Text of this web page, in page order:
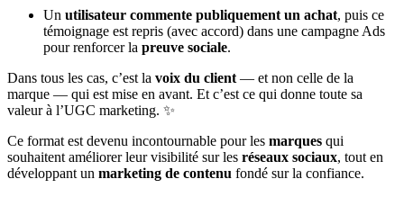
Un utilisateur commente publiquement un achat, puis ce
témoignage est repris (avec accord) dans une campagne Ads
pour renforcer la preuve sociale.
Dans tous les cas, c’est la voix du client — et non celle de la
marque — qui est mise en avant. Et c’est ce qui donne toute sa
valeur à l’UGC marketing. ✨
Ce format est devenu incontournable pour les marques qui
souhaitent améliorer leur visibilité sur les réseaux sociaux, tout en
développant un marketing de contenu fondé sur la confiance.